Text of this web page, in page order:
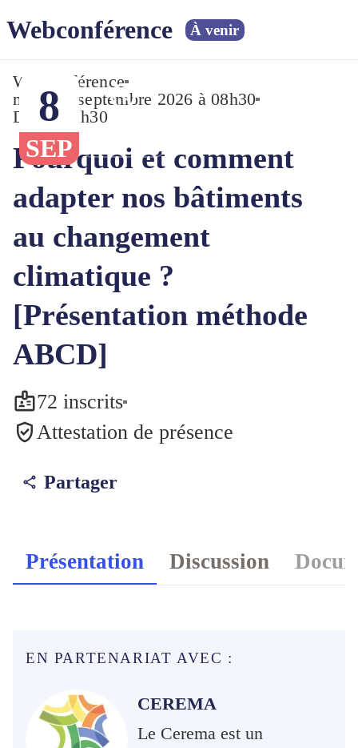
Webconférence À venir
8
SEP
08h30
Webconférence
mar., 08 septembre 2026 à 08h30
Durée : 1h30
Pourquoi et comment
adapter nos bâtiments
au changement
climatique ?
[Présentation méthode
ABCD]
72 inscrits
Attestation de présence
Partager
Présentation Discussion
EN PARTENARIAT AVEC :
CEREMA
Le Cerema est un